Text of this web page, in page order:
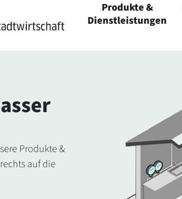
Produkte &
Dienstleistungen
Produkte &
auf die